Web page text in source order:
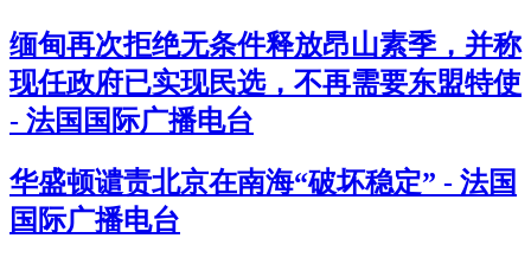
缅甸再次拒绝无条件释放昂山素季，并称
现任政府已实现民选，不再需要东盟特使
- 法国国际广播电台
华盛顿谴责北京在南海“破坏稳定” - 法国
国际广播电台